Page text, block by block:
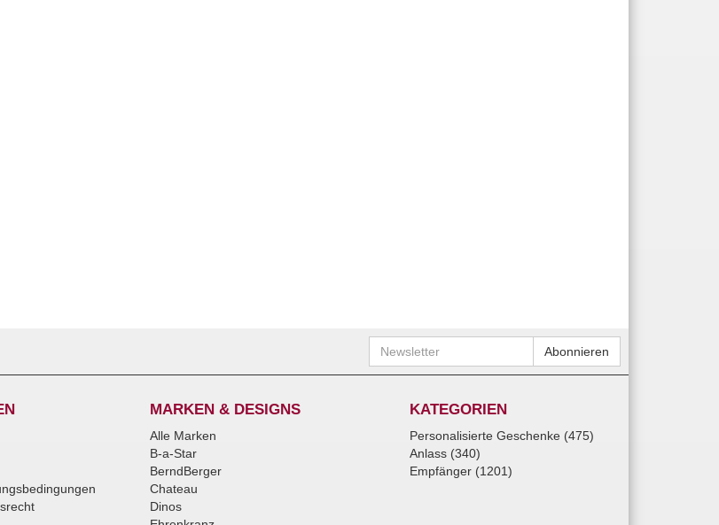
Newsletter Abonnieren
MARKEN & DESIGNS
Alle Marken
B-a-Star
BerndBerger
Chateau
Dinos
KATEGORIEN
Personalisierte Geschenke (475)
Anlass (340)
Empfänger (1201)